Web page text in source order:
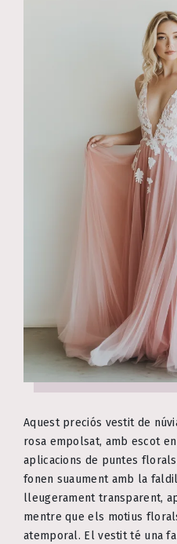
Aquest preciós vestit de
rosa empolsat, amb escot
aplicacions de puntes
fonen suaument amb la
lleugerament transparent,
mentre que els motius
atemporal. El vestit té una